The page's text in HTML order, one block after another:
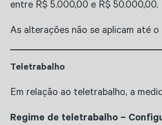
entre R$ 5.000,00 e R$ 50.000,00.
As alterações não se aplicam até
Teletrabalho
Em relação ao teletrabalho, a
Regime de teletrabalho –